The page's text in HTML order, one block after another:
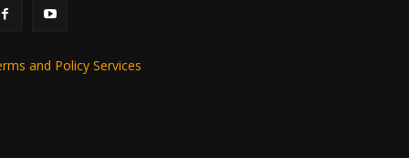
and Policy Services